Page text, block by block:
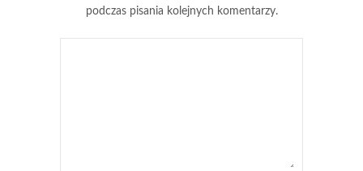
podczas pisania kolejnych komentarzy.